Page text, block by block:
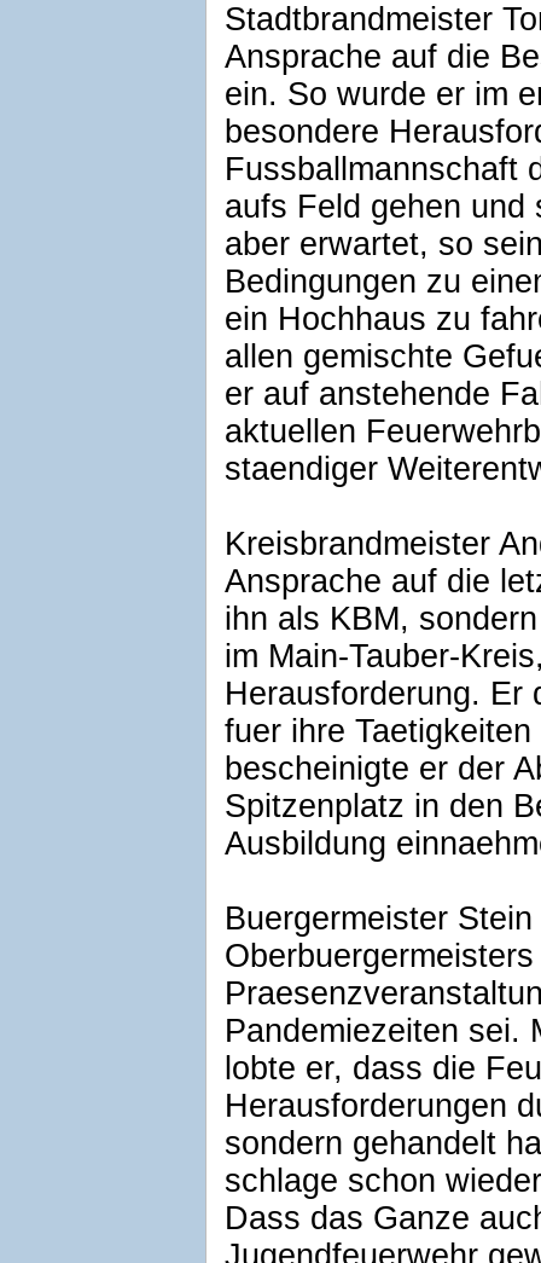
Stadtbrandmeister
Ansprache auf die
ein. So wurde er im
besondere
Fussballmannschaft
aufs Feld gehen und
aber erwartet, so
Bedingungen zu
ein Hochhaus zu
allen gemischte
er auf anstehende
aktuellen
staendiger
Kreisbrandmeister
Ansprache auf die
ihn als KBM,
im Main-Tauber-
Herausforderung. Er
fuer ihre
bescheinigte er der
Spitzenplatz in den
Ausbildung
Buergermeister
Pandemiezeiten sei.
lobte er, dass die
Herausforderungen
sondern gehandelt
schlage schon
Dass das Ganze
Jugendfeuerwehr